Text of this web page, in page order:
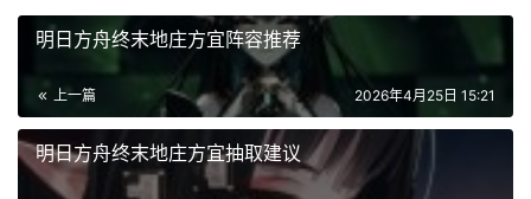
明日方舟终末地庄方宜阵容推荐
上一篇 2026年4月25日 15:21
明日方舟终末地庄方宜抽取建议